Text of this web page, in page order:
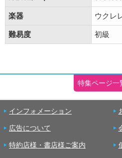
楽器 ウクレ
難易度 初級
特集ページ一
インフォメーション
広告について
特約店様・書店様ご案内